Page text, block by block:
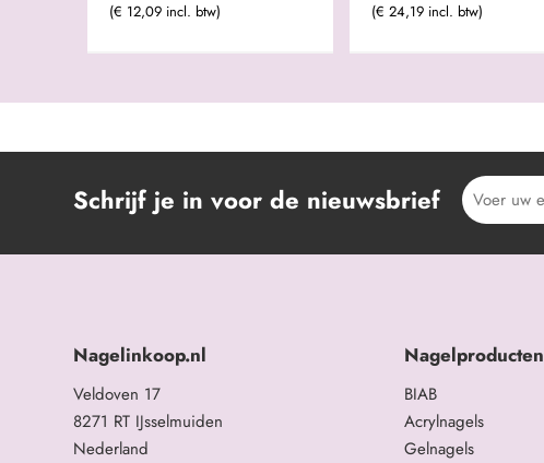
(€ 12,09 incl. btw) (€ 24,19 incl. btw)
Schrijf je in voor de nieuwsbrief
Nagelinkoop.nl
Veldoven 17
8271 RT IJsselmuiden
Nederland
Nagelproducten
BIAB
Acrylnagels
Gelnagels